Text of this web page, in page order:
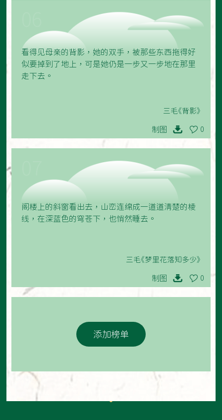
看得见母亲的背影，她的双手，被那些东西拖得好
似要掉到了地上，可是她仍是一步又一步地在那里
走下去。
三毛《背影》
制图 0
阁楼上的斜窗看出去，山峦连绵成一道道清楚的棱
线，在深蓝色的穹苍下，也悄然睡去。
三毛《梦里花落知多少》
制图 0
添加榜单